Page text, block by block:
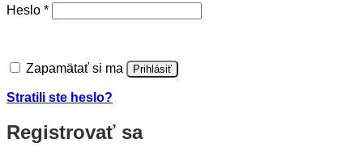
Heslo *Povinné
Zapamätať si ma Prihlásiť
Stratili ste heslo?
Registrovať sa